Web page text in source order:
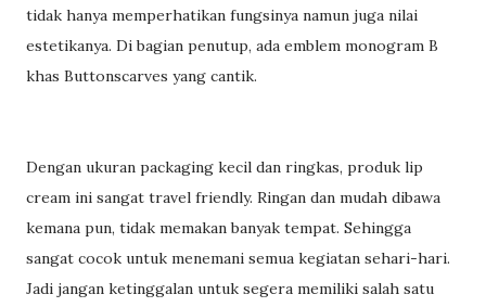
tidak hanya memperhatikan fungsinya namun juga nilai
estetikanya. Di bagian penutup, ada emblem monogram B
khas Buttonscarves yang cantik.
Dengan ukuran packaging kecil dan ringkas, produk lip
cream ini sangat travel friendly. Ringan dan mudah dibawa
kemana pun, tidak memakan banyak tempat. Sehingga
sangat cocok untuk menemani semua kegiatan sehari-hari.
Jadi jangan ketinggalan untuk segera memiliki salah satu